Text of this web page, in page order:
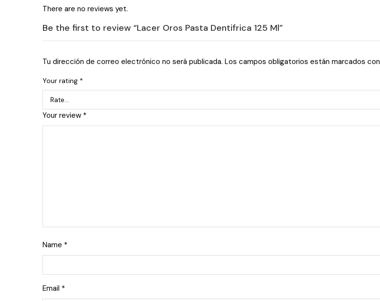
There are no reviews yet.
Be the first to review “Lacer Oros Pasta Dentifrica 125 Ml”
Tu dirección de correo electrónico no será publicada. Los campos obligatorios están marcados con
Your rating *
Your review *
Name *
Email *